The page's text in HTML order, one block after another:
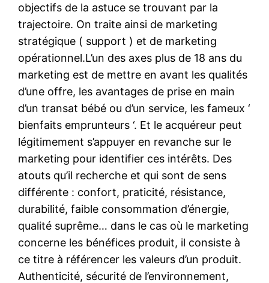
objectifs de la astuce se trouvant par la
trajectoire. On traite ainsi de marketing
stratégique ( support ) et de marketing
opérationnel.L’un des axes plus de 18 ans du
marketing est de mettre en avant les qualités
d’une offre, les avantages de prise en main
d’un transat bébé ou d’un service, les fameux ‘
bienfaits emprunteurs ‘. Et le acquéreur peut
légitimement s’appuyer en revanche sur le
marketing pour identifier ces intérêts. Des
atouts qu’il recherche et qui sont de sens
différente : confort, praticité, résistance,
durabilité, faible consommation d’énergie,
qualité suprême… dans le cas où le marketing
concerne les bénéfices produit, il consiste à
ce titre à référencer les valeurs d’un produit.
Authenticité, sécurité de l’environnement,